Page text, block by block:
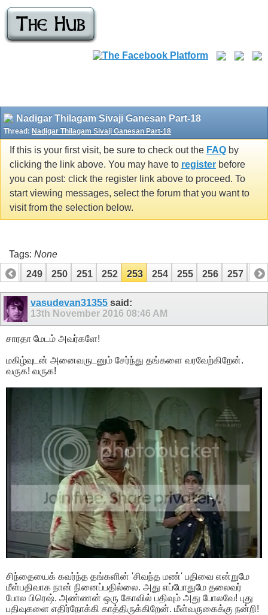
Nadigar Thilagam Sivaji Ganesan Part-18
Thread: Nadigar Thilagam Sivaji Ganesan Part-18
If this is your first visit, be sure to check out the FAQ by
clicking the link above. You may have to register before
you can post: click the register link above to proceed. To
start viewing messages, select the forum that you want to
visit from the selection below.
Tags: None
248
249 250 251 252 253 254 255 256 257 258
268 269vasudevan31355 said:
13th November 2016 08:46 AM
சாரதா மேடம் அவர்களே!
மகிழ்வுடன் அனைவருடனும் சேர்ந்து தங்களை வரவேற்கிறேன்.
வருக! வருக!
சிந்தையைக் கவர்ந்த தங்களின் 'சிவந்த மண்' பதிவை என்றுமே
மீள்பதிவாக நான் நினைப்பதில்லை. அது எப்போதுமே தலைவர்
போல பிரெஷ். அண்ணன் ஒரு கோவில் பதிவும் அது போலவே! புது
பதிவுகளை எதிர்நோக்கி காத்திருக்கிறேன். மீள்வருகைக்கு நன்றி!